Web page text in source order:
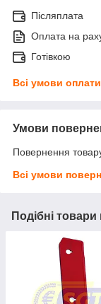
Післяплата
Оплата на
Готівкою
Всі умови оплати
Умови
Повернення
Всі умови
Подібні товари